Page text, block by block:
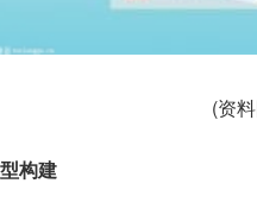
(资
构建